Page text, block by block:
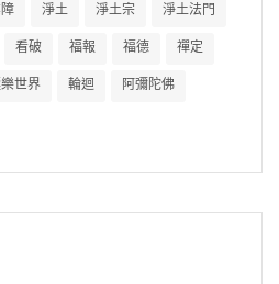
淨土 淨土宗 淨土法門
看破 福報 福德 禪定
世界 輪迴 阿彌陀佛